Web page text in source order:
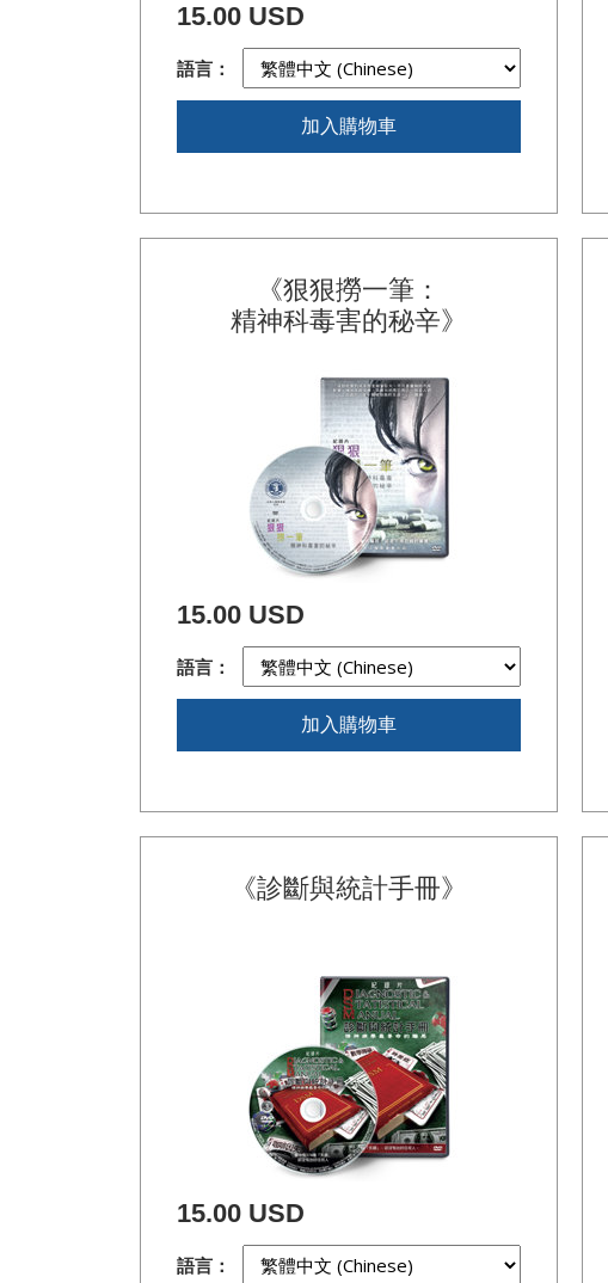
15.00 USD
語言：
加入購物車
《狠狠撈一筆：
精神科毒害的秘辛》
15.00 USD
語言：
加入購物車
《診斷與統計手冊》
15.00 USD
語言：